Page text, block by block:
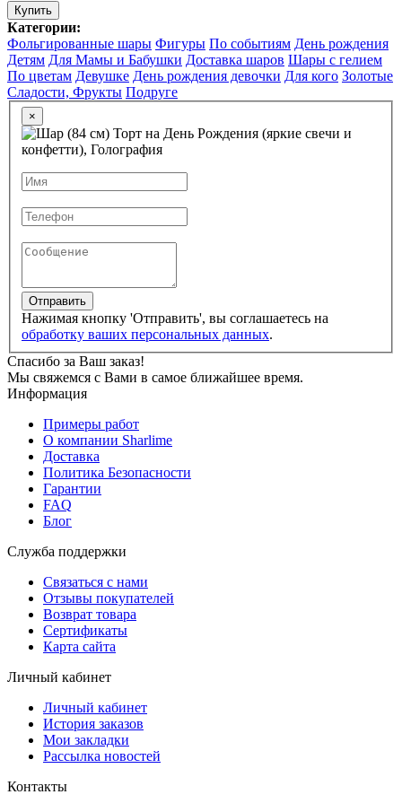
Купить
Категории:
Фольгированные шары Фигуры По событиям День рождения
Детям Для Мамы и Бабушки Доставка шаров Шары с гелием
По цветам Девушке День рождения девочки Для кого Золотые
Сладости, Фрукты Подруге
×
Отправить
Нажимая кнопку 'Отправить', вы соглашаетесь на
обработку ваших персональных данных.
Спасибо за Ваш заказ!
Мы свяжемся с Вами в самое ближайшее время.
Информация
Примеры работ
О компании Sharlime
Доставка
Политика Безопасности
Гарантии
FAQ
Блог
Служба поддержки
Связаться с нами
Отзывы покупателей
Возврат товара
Сертификаты
Карта сайта
Личный кабинет
Личный кабинет
История заказов
Мои закладки
Рассылка новостей
Контакты